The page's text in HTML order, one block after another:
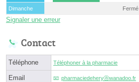
Dimanche
Fermé
Signaler une erreur
Contact
Téléphone Téléphoner à la pharmacie
Email pharmaciedeheryⓐwanadoo.fr